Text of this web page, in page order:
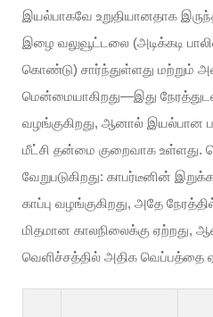
இயல்பாகவே உறுதியானதாக
இழை வலுவூட்டலை (அடிக்கடி
கொண்டு) சார்ந்துள்ளது மற்றும்
மென்மையாகிறது—இது
வழங்குகிறது, ஆனால் இயல்பான
மீட்சி தன்மை குறைவாக உள்ளது.
வேறுபடுகிறது: காபர்டீனின்
காப்பு வழங்குகிறது, அதே
மிதமான காலநிலைக்கு ஏற்றது,
வெளிச்சத்தில் அதிக வெப்பத்தை